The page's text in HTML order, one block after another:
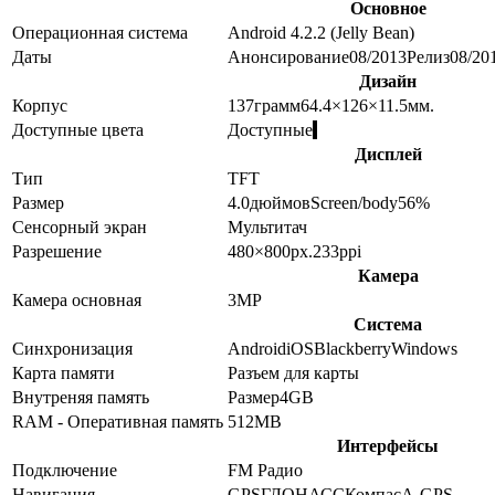
Основное
Операционная система
Android 4.2.2 (Jelly Bean)
Даты
Анонсирование08/2013Релиз08/
Дизайн
Корпус
137грамм64.4×126×11.5мм.
Доступные цвета
Доступные
Дисплей
Тип
TFT
Размер
4.0дюймовScreen/body56%
Сенсорный экран
Мультитач
Разрешение
480×800px.233ppi
Камера
Камера основная
3MP
Система
Синхронизация
AndroidiOSBlackberryWindows
Карта памяти
Разъем для карты
Внутреняя память
Размер4GB
RAM - Оперативная память 512MB
Интерфейсы
Подключение
FM Радио